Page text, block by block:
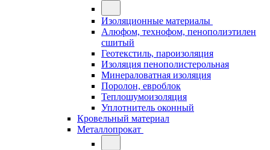
Изоляционные материалы
Алюфом, технофом, пенополиэтилен
сшитый
Геотекстиль, пароизоляция
Изоляция пенополистерольная
Минераловатная изоляция
Поролон, евроблок
Теплошумоизоляция
Уплотнитель оконный
Кровельный материал
Металлопрокат